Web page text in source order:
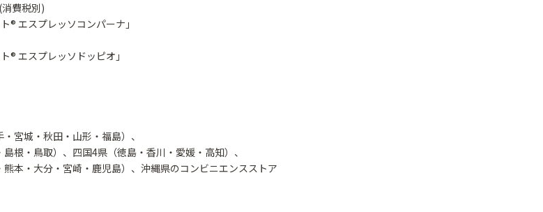
費税別)
® エスプレッソコンパーナ」
® エスプレッソドッピオ」
宮城・秋田・山形・福島）、
根・鳥取）、四国4県（徳島・香川・愛媛・高知）、
本・大分・宮崎・鹿児島）、沖縄県のコンビニエンスストア